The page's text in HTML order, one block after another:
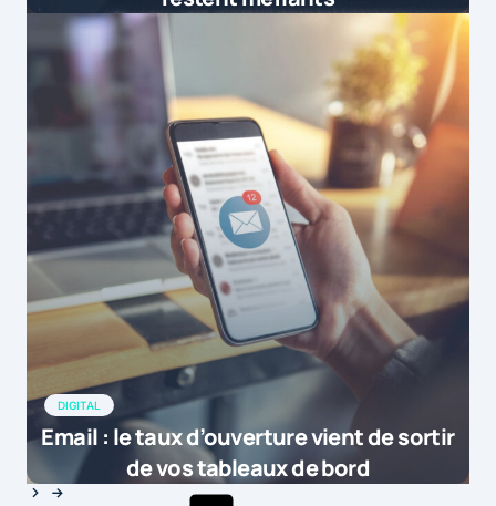
DIGITAL
Email : le taux d’ouverture vient de sortir
de vos tableaux de bord